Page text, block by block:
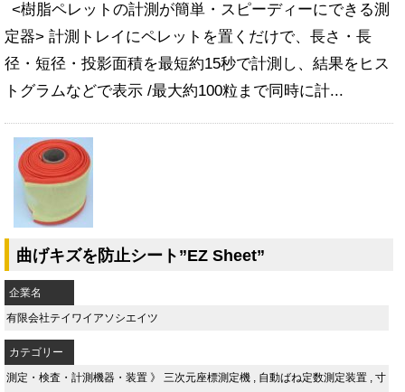
<樹脂ペレットの計測が簡単・スピーディーにできる測
定器> 計測トレイにペレットを置くだけで、長さ・長
径・短径・投影面積を最短約15秒で計測し、結果をヒス
トグラムなどで表示 /最大約100粒まで同時に計...
曲げキズを防止シート”EZ Sheet”
企業名
有限会社テイワイアソシエイツ
カテゴリー
測定・検査・計測機器・装置 》 三次元座標測定機 , 自動ばね定数測定装置 , 寸